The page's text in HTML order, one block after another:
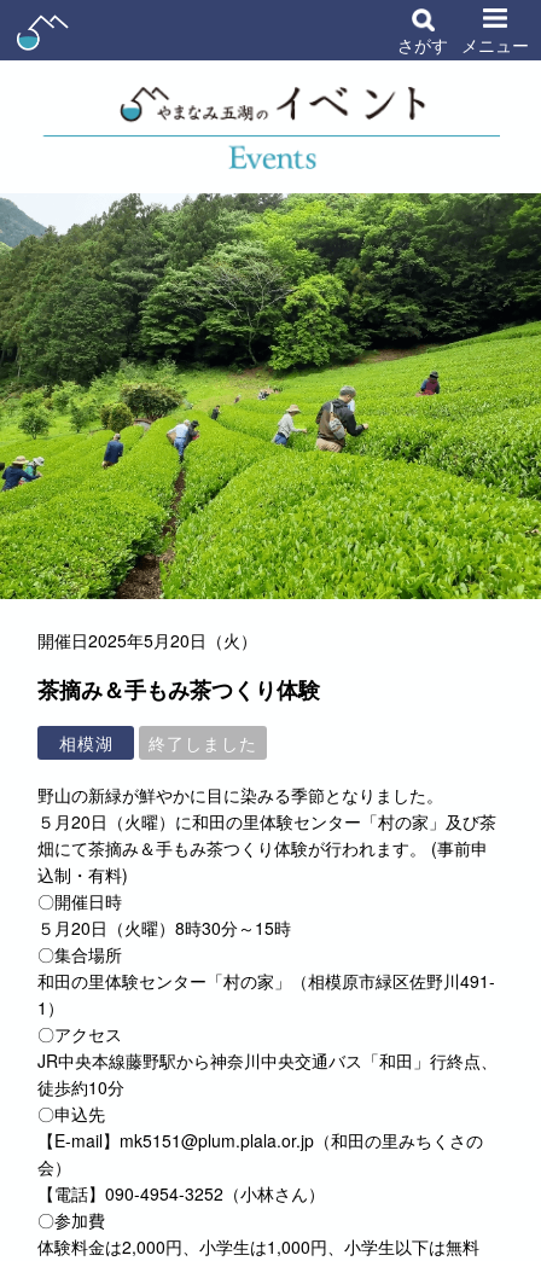
さがす メニュー
開催日2025年5月20日（火）
茶摘み＆手もみ茶つくり体験
相模湖 終了しました
野山の新緑が鮮やかに目に染みる季節となりました。
５月20日（火曜）に和田の里体験センター「村の家」及び茶
畑にて茶摘み＆手もみ茶つくり体験が行われます。 (事前申
込制・有料)
〇開催日時
５月20日（火曜）8時30分～15時
〇集合場所
和田の里体験センター「村の家」（相模原市緑区佐野川491-
1）
〇アクセス
JR中央本線藤野駅から神奈川中央交通バス「和田」行終点、
徒歩約10分
〇申込先
【E-mail】mk5151@plum.plala.or.jp（和田の里みちくさの
会）
【電話】090-4954-3252（小林さん）
〇参加費
体験料金は2,000円、小学生は1,000円、小学生以下は無料